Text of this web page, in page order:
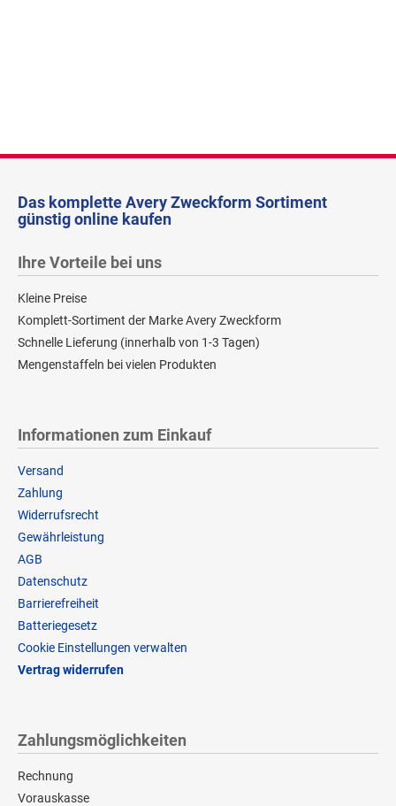
Das komplette Avery Zweckform Sortiment
günstig online kaufen
Ihre Vorteile bei uns
Kleine Preise
Komplett-Sortiment der Marke Avery Zweckform
Schnelle Lieferung (innerhalb von 1-3 Tagen)
Mengenstaffeln bei vielen Produkten
Informationen zum Einkauf
Versand
Zahlung
Widerrufsrecht
Gewährleistung
AGB
Datenschutz
Barrierefreiheit
Batteriegesetz
Cookie Einstellungen verwalten
Vertrag widerrufen
Zahlungsmöglichkeiten
Rechnung
Vorauskasse